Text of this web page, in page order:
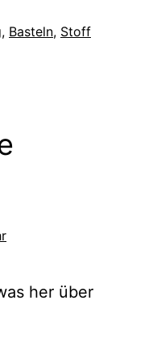
, Basteln, Stoff
her über